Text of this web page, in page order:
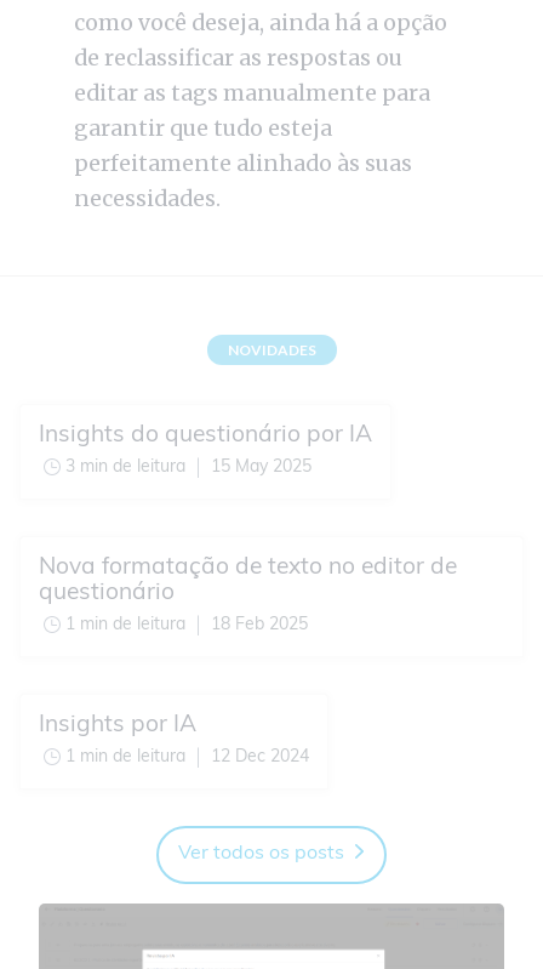
como você deseja, ainda há a opção
de reclassificar as respostas ou
editar as tags manualmente para
garantir que tudo esteja
perfeitamente alinhado às suas
necessidades.
NOVIDADES
Insights do questionário por IA
3 min de leitura 15 May 2025
Nova formatação de texto no editor de
questionário
1 min de leitura 18 Feb 2025
Insights por IA
1 min de leitura 12 Dec 2024
Ver todos os posts